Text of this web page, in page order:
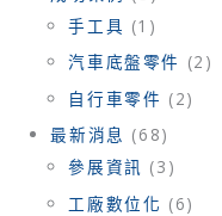
手工具 (1)
汽車底盤零件 (2)
自行車零件 (2)
最新消息 (68)
參展資訊 (3)
工廠數位化 (6)